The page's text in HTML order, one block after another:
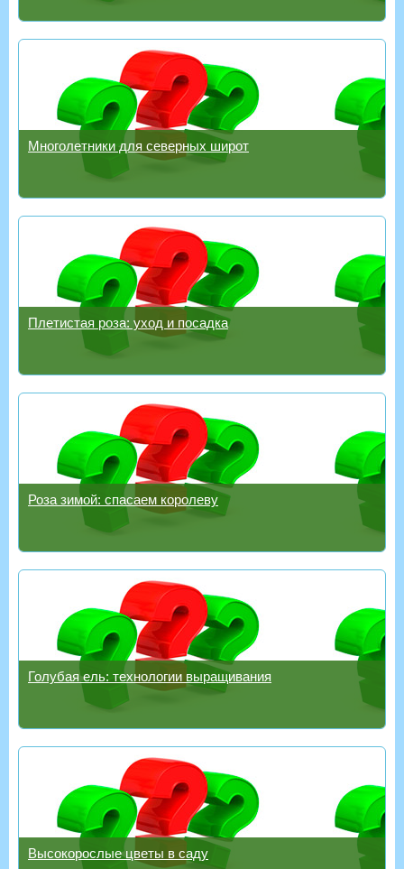
Многолетники для северных широт
Плетистая роза: уход и посадка
Роза зимой: спасаем королеву
Голубая ель: технологии выращивания
Высокорослые цветы в саду